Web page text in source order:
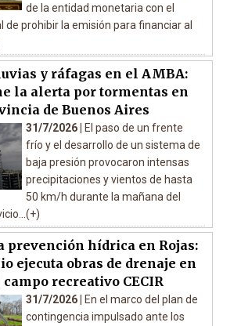
de la entidad monetaria con el
de prohibir la emisión para financiar al
y ráfagas en el AMBA:
la alerta por tormentas en
de Buenos Aires
31/7/2026 |
El paso de un frente
frío y el desarrollo de un sistema de
baja presión provocaron intensas
precipitaciones y vientos de hasta
50 km/h durante la mañana del
prevención hídrica en Rojas:
ejecuta obras de drenaje en
recreativo CECIR
31/7/2026 |
En el marco del plan de
contingencia impulsado ante los